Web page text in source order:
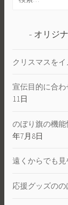
索:
オリジ
クリスマスを
宣伝目的に合
11日
のぼり旗の機
年7月8日
遠くからでも
応援グッズの